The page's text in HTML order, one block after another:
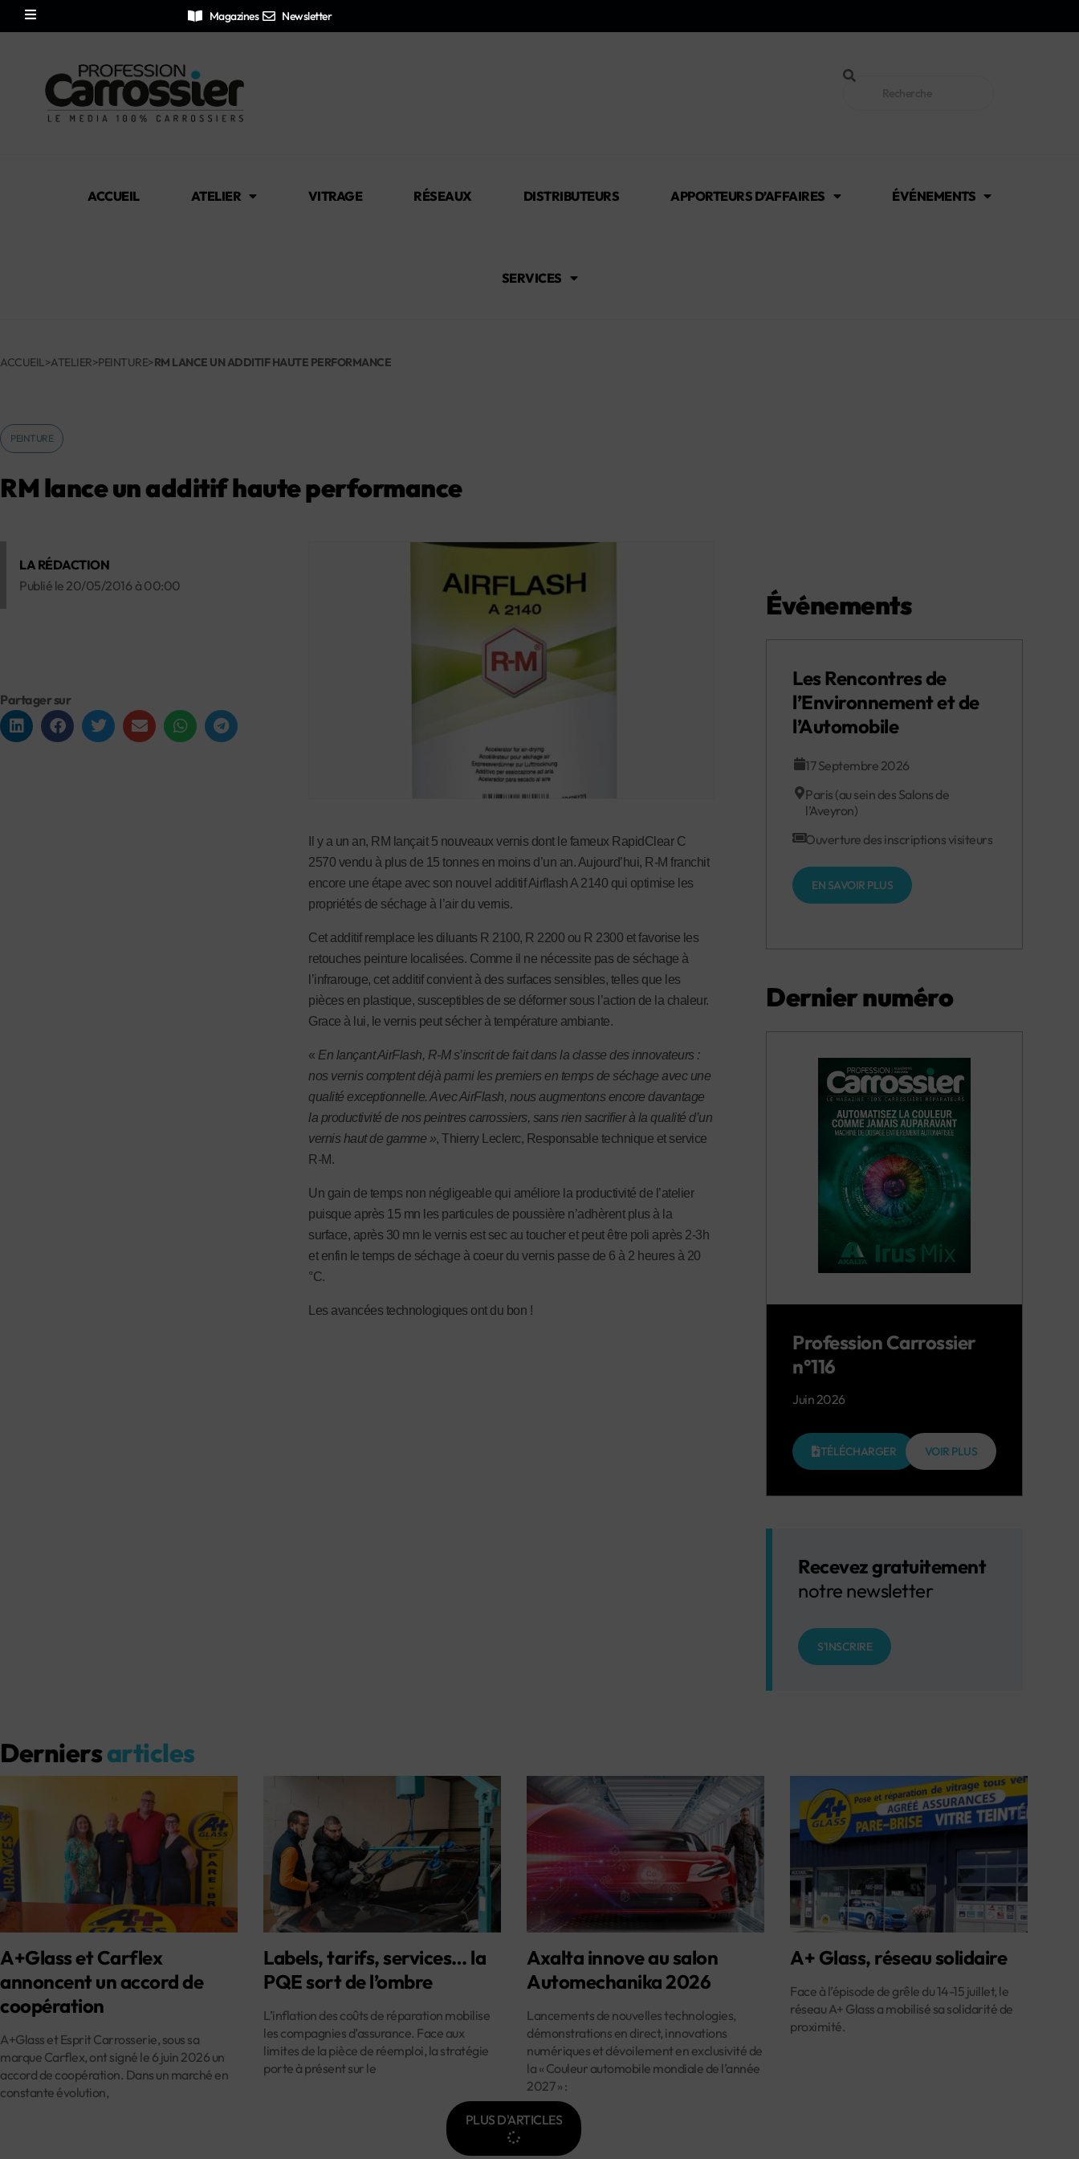
Magazines Newsletter
ACCUEIL ATELIER VITRAGE RÉSEAUX DISTRIBUTEURS APPORTEURS D’AFFAIRES ÉVÉNEMENTS
SERVICES
ACCUEIL >ATELIER>PEINTURE>RM LANCE UN ADDITIF HAUTE PERFORMANCE
PEINTURE
RM lance un additif haute performance
LA RÉDACTION
Publié le 20/05/2016 à 00:00
Partager sur
Il y a un an, RM lançait 5 nouveaux vernis dont le fameux RapidClear C
2570 vendu à plus de 15 tonnes en moins d’un an. Aujourd’hui, R-M franchit
encore une étape avec son nouvel additif Airflash A 2140 qui optimise les
propriétés de séchage à l’air du vernis.
Cet additif remplace les diluants R 2100, R 2200 ou R 2300 et favorise les
retouches peinture localisées. Comme il ne nécessite pas de séchage à
l’infrarouge, cet additif convient à des surfaces sensibles, telles que les
pièces en plastique, susceptibles de se déformer sous l’action de la chaleur.
Grace à lui, le vernis peut sécher à température ambiante.
« En lançant AirFlash, R-M s’inscrit de fait dans la classe des innovateurs :
nos verniscomptent déjà parmi les premiers en temps de séchage avec une
qualité exceptionnelle. Avec AirFlash, nous augmentons encore davantage
la productivité de nos peintres carrossiers, sans rien sacrifier à la qualité d’un
vernis haut de gamme », Thierry Leclerc, Responsable technique et service
R-M.
Un gain de temps non négligeable qui améliore la productivité de l’atelier
puisque après 15 mn les particules de poussière n’adhèrent plus à la
surface, après 30 mn le vernis est sec au toucher et peut être poli après 2-3h
et enfin le temps de séchage à coeur du vernis passe de 6 à 2 heures à 20
°C.
Les avancées technologiques ont du bon !
Événements
Les Rencontres de
l’Environnement et de
l’Automobile
17 Septembre 2026
Paris (au sein des Salons de
l’Aveyron)
Ouverture des inscriptions visiteurs
EN SAVOIR PLUS
Dernier numéro
Profession Carrossier
n°116
Juin 2026
TÉLÉCHARGER VOIR PLUS
Recevez gratuitement
notre newsletter
S'INSCRIRE
Derniersarticles
A+Glass et Carflex
annoncent un accord de
coopération
A+Glass et Esprit Carrosserie, sous sa
marque Carflex, ont signé le 6 juin 2026 un
accord de coopération. Dans un marché en
constante évolution,
Labels, tarifs, services… la
PQE sort de l’ombre
L’inflation des coûts de réparation mobilise
les compagnies d’assurance. Face aux
limites de la pièce de réemploi, la stratégie
porte à présent sur le
Axalta innove au salon
Automechanika 2026
Lancements de nouvelles technologies,
démonstrations en direct, innovations
numériques et dévoilement en exclusivité de
la « Couleur automobile mondiale de l’année
2027 » :
A+ Glass, réseau solidaire
Face à l’épisode de grêle du 14-15 juillet, le
réseau A+ Glass a mobilisé sa solidarité de
proximité.
PLUS D'ARTICLES